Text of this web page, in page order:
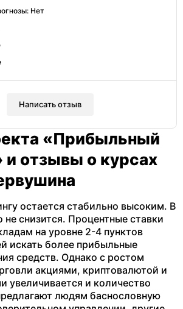
Нет
Написать отзыв
«Прибыльный
и отзывы о курсах
остается стабильно высоким. В
не снизится. Процентные ставки
на уровне 2-4 пунктов
искать более прибыльные
средств. Однако с ростом
акциями, криптовалютой и
увеличивается и количество
людям баснословную